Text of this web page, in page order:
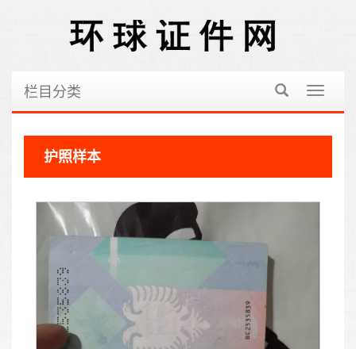
切
航
栏目分类
护照样本